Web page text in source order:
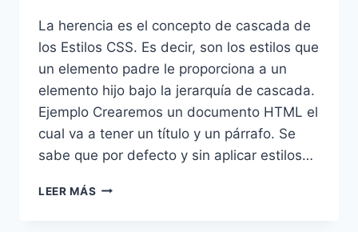
La herencia es el concepto de cascada de
los Estilos CSS. Es decir, son los estilos que
un elemento padre le proporciona a un
elemento hijo bajo la jerarquía de cascada.
Ejemplo Crearemos un documento HTML el
cual va a tener un título y un párrafo. Se
sabe que por defecto y sin aplicar estilos…
LEER MÁS HERENCIA